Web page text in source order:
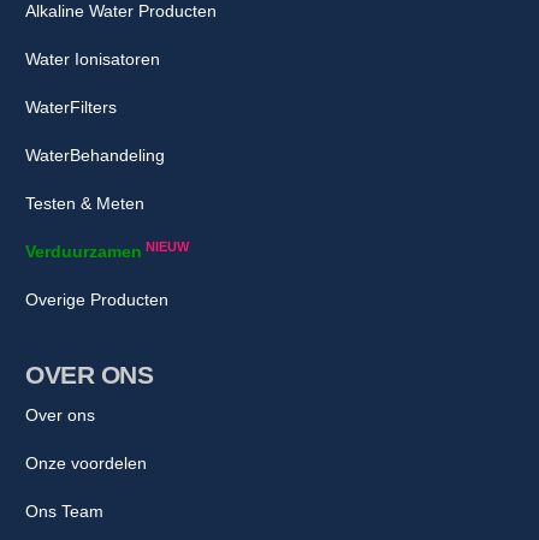
Alkaline Water Producten
Water Ionisatoren
WaterFilters
WaterBehandeling
Testen & Meten
Verduurzamen NIEUW
Overige Producten
OVER ONS
Over ons
Onze voordelen
Ons Team